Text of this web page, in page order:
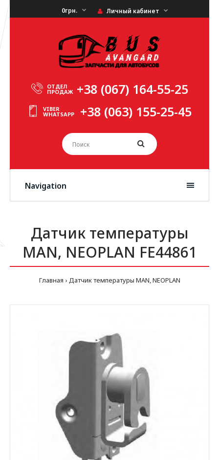
0грн. Личный кабинет
ОТДЕЛ
ПРОДАЖ +38 (067) 164-55-25
VIBER
WHATSAPP +38 (063) 155-25-45
Navigation
Датчик температуры
MAN, NEOPLAN FE44861
Главная Датчик температуры MAN, NEOPLAN